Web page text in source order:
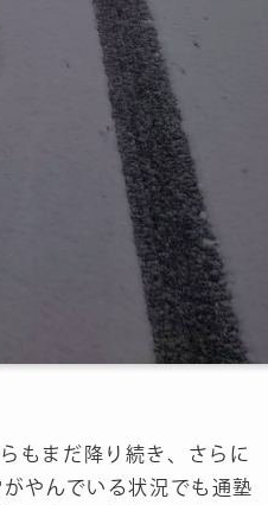
もまだ降り続き、さらに
やんでいる状況でも通塾